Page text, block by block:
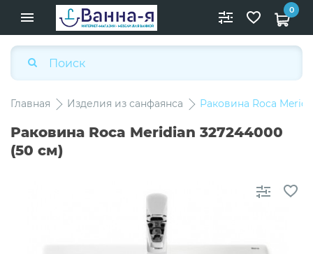
0
Главная Изделия из санфаянса Раковина Roca
Раковина Roca Meridian 327244000
(50 см)